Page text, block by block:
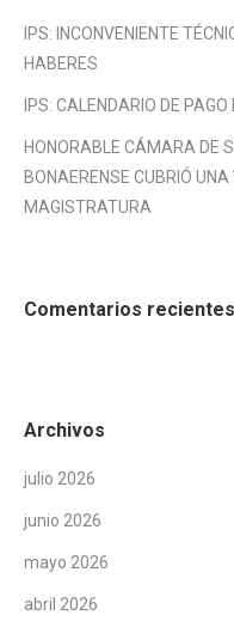
IPS: INCONVENIENTE
HABERES
IPS: CALENDARIO DE
HONORABLE CÁMARA DE
BONAERENSE CUBRIÓ
MAGISTRATURA
Comentarios recientes
Archivos
julio 2026
junio 2026
mayo 2026
abril 2026